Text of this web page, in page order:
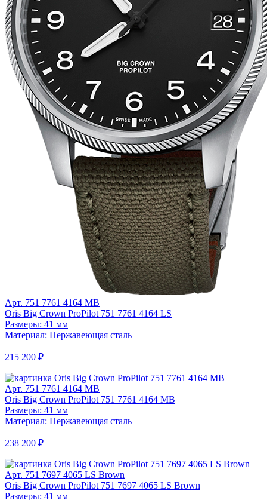
Арт. 751 7761 4164 MB
Oris Big Crown ProPilot 751 7761 4164 LS
Размеры: 41 мм
Материал: Нержавеющая сталь
215 200 ₽
Арт. 751 7761 4164 MB
Oris Big Crown ProPilot 751 7761 4164 MB
Размеры: 41 мм
Материал: Нержавеющая сталь
238 200 ₽
Арт. 751 7697 4065 LS Brown
Oris Big Crown ProPilot 751 7697 4065 LS Brown
Размеры: 41 мм